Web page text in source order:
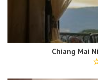
Chiang Mai